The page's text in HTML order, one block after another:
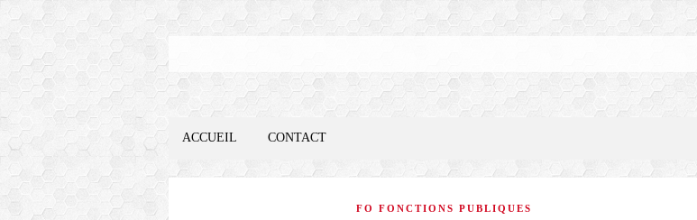
ACCUEIL CONTACT
FO FONCTIONS PUBLIQUES